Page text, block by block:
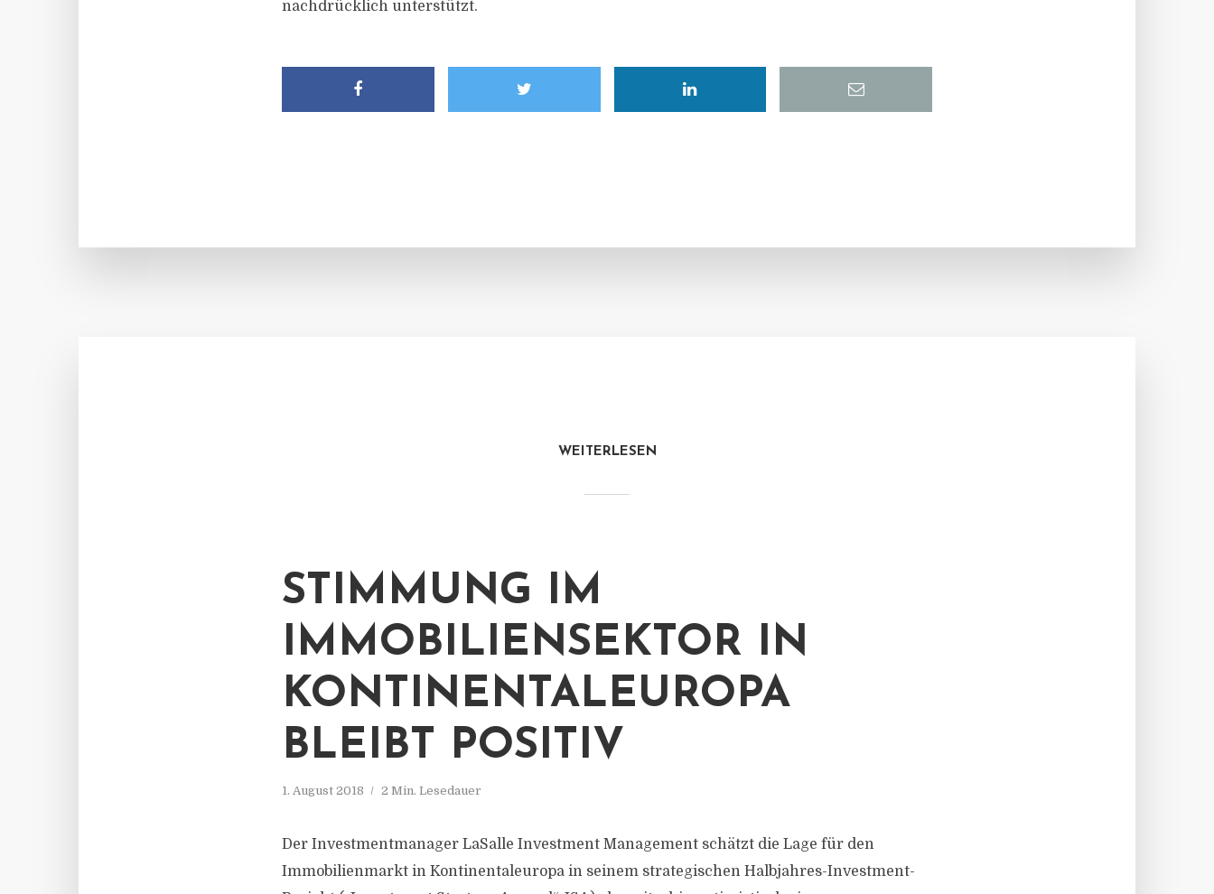
nachdrücklich unterstützt.
WEITERLESEN
STIMMUNG IM
IMMOBILIENSEKTOR IN
KONTINENTALEUROPA
BLEIBT POSITIV
1. August 2018 2 Min. Lesedauer
Der Investmentmanager LaSalle Investment Management schätzt die Lage für den
Immobilienmarkt in Kontinentaleuropa in seinem strategischen Halbjahres-Investment-